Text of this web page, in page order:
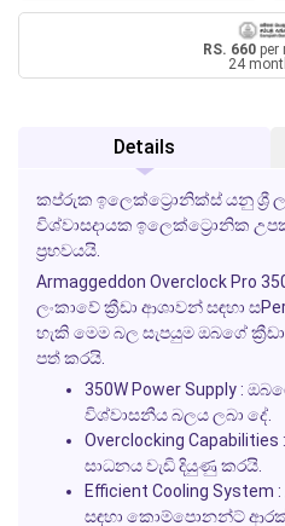
RS. 660 per
24
Details
කප්රුක ඉලෙක්ට්‍රොනික්ස් යනු ශ්‍රී
විශ්වාසදායක ඉලෙක්ට්‍රොනික
ප්‍රභවයයි.
Armaggeddon Overclock Pro
ලංකාවේ ක්‍රීඩා ආශාවන් සඳහා
හැකි මෙම බල සැපයුම ඔබගේ
පත් කරයි.
350W Power Supply:
විශ්වාසනීය බලය ලබා දේ.
Overclocking Capabilities
සාධනය වැඩි දියුණු කරයි.
Efficient Cooling System
සඳහා කොම්පොනන්ට්